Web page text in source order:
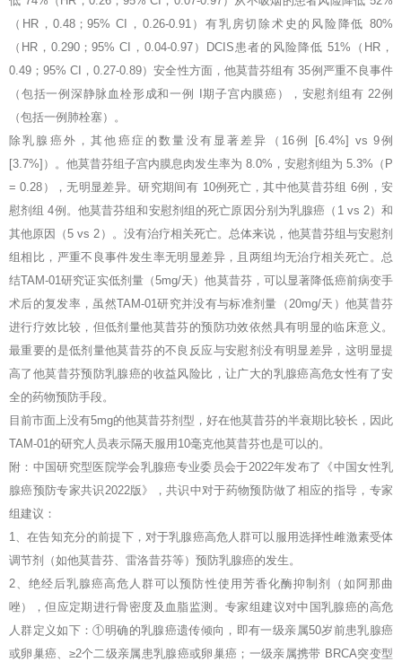
（HR，0.48；95% CI，0.26-0.91）有乳房切除术史的风险降低 80%
（HR，0.290；95% CI，0.04-0.97）DCIS患者的风险降低 51%（HR，
0.49；95% CI，0.27-0.89）安全性方面，他莫昔芬组有 35例严重不良事件
（包括一例深静脉血栓形成和一例 I期子宫内膜癌），安慰剂组有 22例
（包括一例肺栓塞）。
除乳腺癌外，其他癌症的数量没有显著差异（16例 [6.4%] vs 9例
[3.7%]）。他莫昔芬组子宫内膜息肉发生率为 8.0%，安慰剂组为 5.3%（P
= 0.28），无明显差异。研究期间有 10例死亡，其中他莫昔芬组 6例，安
慰剂组 4例。他莫昔芬组和安慰剂组的死亡原因分别为乳腺癌（1 vs 2）和
其他原因（5 vs 2）。没有治疗相关死亡。总体来说，他莫昔芬组与安慰剂
组相比，严重不良事件发生率无明显差异，且两组均无治疗相关死亡。总
结TAM-01研究证实低剂量（5mg/天）他莫昔芬，可以显著降低癌前病变手
术后的复发率，虽然TAM-01研究并没有与标准剂量（20mg/天）他莫昔芬
进行疗效比较，但低剂量他莫昔芬的预防功效依然具有明显的临床意义。
最重要的是低剂量他莫昔芬的不良反应与安慰剂没有明显差异，这明显提
高了他莫昔芬预防乳腺癌的收益风险比，让广大的乳腺癌高危女性有了安
全的药物预防手段。
目前市面上没有5mg的他莫昔芬剂型，好在他莫昔芬的半衰期比较长，因此
TAM-01的研究人员表示隔天服用10毫克他莫昔芬也是可以的。
附：中国研究型医院学会乳腺癌专业委员会于2022年发布了《中国女性乳
腺癌预防专家共识2022版》，共识中对于药物预防做了相应的指导，专家
组建议：
1、在告知充分的前提下，对于乳腺癌高危人群可以服用选择性雌激素受体
调节剂（如他莫昔芬、雷洛昔芬等）预防乳腺癌的发生。
2、绝经后乳腺癌高危人群可以预防性使用芳香化酶抑制剂（如阿那曲
唑），但应定期进行骨密度及血脂监测。专家组建议对中国乳腺癌的高危
人群定义如下：①明确的乳腺癌遗传倾向，即有一级亲属50岁前患乳腺癌
或卵巢癌、≥2个二级亲属患乳腺癌或卵巢癌；一级亲属携带 BRCA突变型